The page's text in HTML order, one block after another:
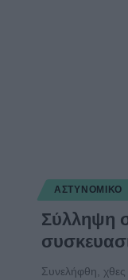
ΑΣΤΥΝΟΜΙΚΌ
Σύλληψη
Συνελήφθη, χθες